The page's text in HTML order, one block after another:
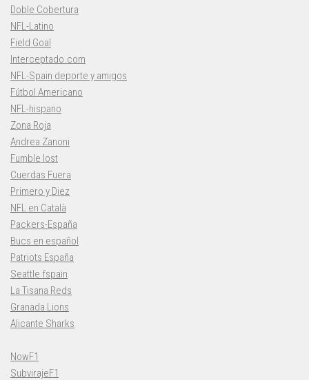
Doble Cobertura
NFL-Latino
Field Goal
Interceptado.com
NFL-Spain deporte y amigos
Fútbol Americano
NFL-hispano
Zona Roja
Andrea Zanoni
Fumble lost
Cuerdas Fuera
Primero y Diez
NFL en Català
Packers-España
Bucs en español
Patriots España
Seattle fspain
La Tisana Reds
Granada Lions
Alicante Sharks
NowF1
SubvirajeF1